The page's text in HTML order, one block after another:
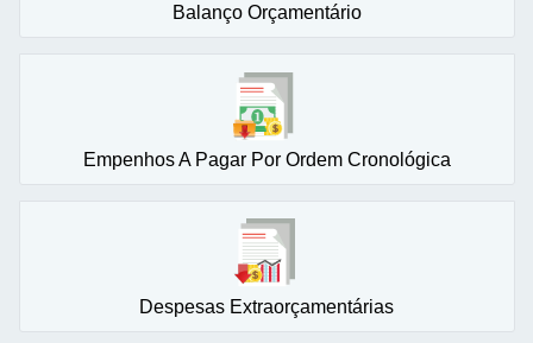
Balanço Orçamentário
Empenhos A Pagar Por Ordem Cronológica
Despesas Extraorçamentárias